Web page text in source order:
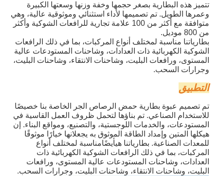
تتميز هذه البطارية بصغر حجمها وخفة وزنها وسعتها الكبيرة
وعمرها الطويل. تم تصميمها لأداء استثنائي وموثوقية عالية، وهي
متوافقة مع أكثر من 100 علامة تجارية للرافعات الشوكية وأكثر
من 800 موديل.
بطارياتنا مناسبة لمختلف أنواع المركبات، بما في ذلك الرافعات
الشوكية الكهربائية ذات العدادات، وشاحنات المستودعات عالية
المستوى، ورافعات البليت، وشاحنات الانتقاء، وشاحنات البليت،
وجرارات السحب.
التطبيق
تم تصميم عبوة بطارية حمض الرصاص الجر الخاصة بنا خصيصًا
للاستخدام الصناعي. تم بناؤها لتحمل ظروف العمل القاسية في
المستودعات، والخدمات اللوجستية، والتصنيع، ومواقع البناء. إن
هيكلها المتين وإمداد الطاقة الموثوق به يجعلانها خيارًا موثوقًا
للمعدات الصناعية. بطارياتنا هيأيضًامناسبة لمختلف أنواع
المركبات، بما في ذلك الرافعات الشوكية الكهربائية ذات
العدادات، وشاحنات المستودعات عالية المستوى، ورافعات
البليت، وشاحنات الانتقاء، وشاحنات البليت، وجرارات السحب.